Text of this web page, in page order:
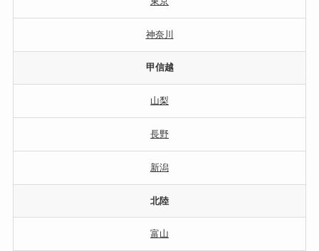
神奈川
甲信越
山梨
長野
新潟
北陸
富山